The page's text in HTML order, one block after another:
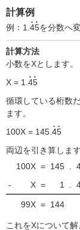
計算例
例：1. 45を分数へ
計算方法
小数をXとします。
X = 1. 45
循環している桁数
ます。
100X = 145. 45
両辺を引き算します
100X = 145
-
X = 1
99X = 144
これをXについて解